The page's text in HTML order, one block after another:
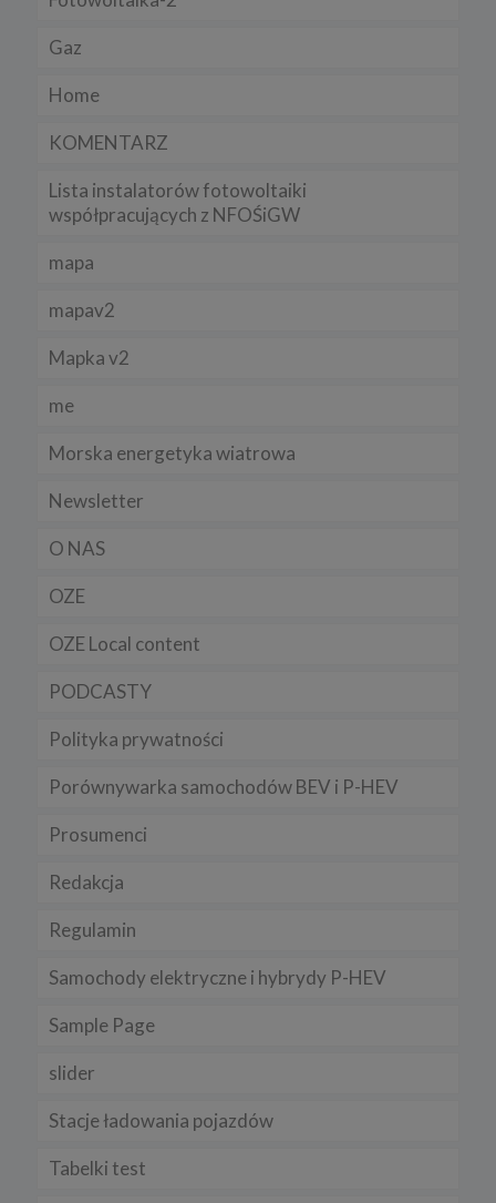
Gaz
Home
KOMENTARZ
Lista instalatorów fotowoltaiki
współpracujących z NFOŚiGW
mapa
mapav2
Mapka v2
me
Morska energetyka wiatrowa
Newsletter
O NAS
OZE
OZE Local content
PODCASTY
Polityka prywatności
Porównywarka samochodów BEV i P-HEV
Prosumenci
Redakcja
Regulamin
Samochody elektryczne i hybrydy P-HEV
Sample Page
slider
Stacje ładowania pojazdów
Tabelki test